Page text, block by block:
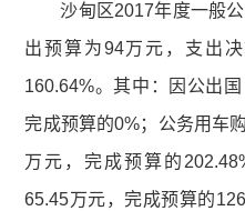
沙甸区2017年度一般
出预算为94万元，支出
160.64%。其中：因公出
完成预算的0%；公务用车
万元，完成预算的
65.45万元，完成预算的